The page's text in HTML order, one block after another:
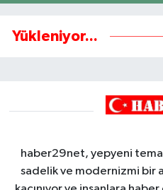
Yükleniyor...
haber29net, yepyeni
sadelik ve modernizmi bir